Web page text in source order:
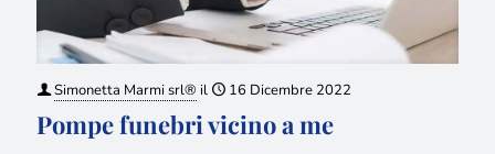
Simonetta Marmi srl® il 16 Dicembre 2022
Pompe funebri vicino a me